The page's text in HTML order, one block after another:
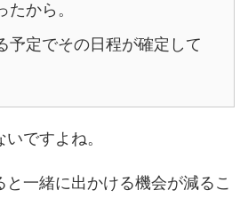
たから。
予定でその日程が確定して
ですよね。
一緒に出かける機会が減るこ